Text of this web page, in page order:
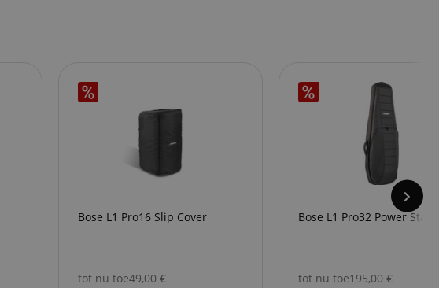
Bose L1 Pro16 Slip Cover
tot nu toe49,00€
Bose L1 Pro32 Power
tot nu toe195,00€